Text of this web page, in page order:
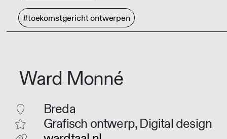
#toekomstgericht ontwerpen
Ward Monné
Breda
Grafisch ontwerp, Digital design